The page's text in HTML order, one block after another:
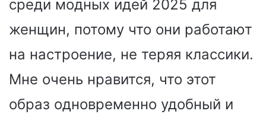
среди модных идей 2025 для
женщин, потому что они работают
на настроение, не теряя классики.
Мне очень нравится, что этот
образ одновременно удобный и